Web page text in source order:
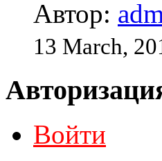
Автор:
13 March,
Войти